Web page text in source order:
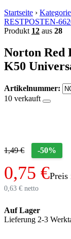
Startseite ›
RESTPOSTEN-
Produkt 12 aus 28
Norton Red
K50
Artikelnummer:
10 verkauft
1,49 € -50%
0,75 €
0,63 € netto
Auf Lager
Lieferung 2-3